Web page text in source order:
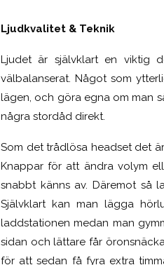
Ljudkvalitet & Teknik
Ljudet är självklart en viktig
välbalanserat. Något som
lägen, och göra egna om man
några stordåd direkt.
Som det trådlösa headset det
Knappar för att ändra volym
snabbt känns av. Däremot så
Självklart kan man lägga
laddstationen medan man
sidan och lättare får
för att sedan få fyra extra